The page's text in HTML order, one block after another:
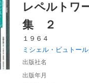
レペルトワ
集 ２
１９６４
ミシェル・ビュトー
出版社名
出版年月